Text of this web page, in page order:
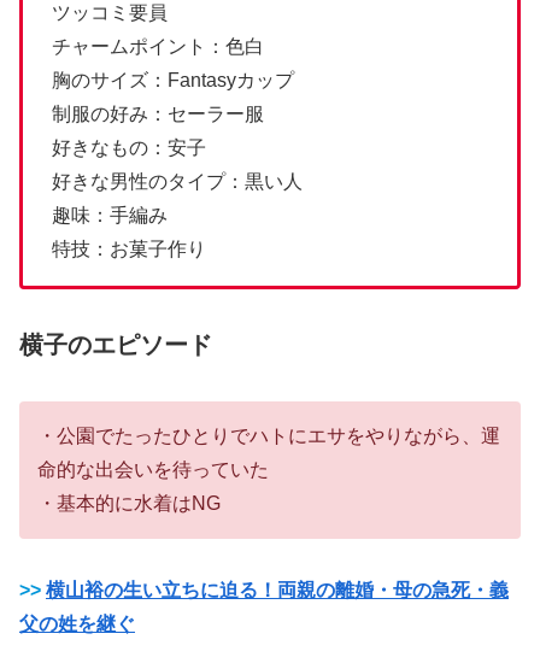
ツッコミ要員
チャームポイント：色白
胸のサイズ：Fantasyカップ
制服の好み：セーラー服
好きなもの：安子
好きな男性のタイプ：黒い人
趣味：手編み
特技：お菓子作り
横子のエピソード
・公園でたったひとりでハトにエサをやりながら、運
命的な出会いを待っていた
・基本的に水着はNG
>> 横山裕の生い立ちに迫る！両親の離婚・母の急死・義
父の姓を継ぐ